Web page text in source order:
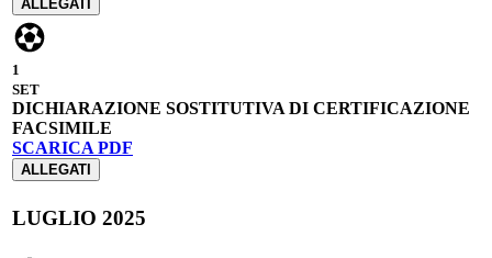
ALLEGATI
1
SET
DICHIARAZIONE SOSTITUTIVA DI CERTIFICAZIONE
FACSIMILE
SCARICA PDF
ALLEGATI
LUGLIO 2025